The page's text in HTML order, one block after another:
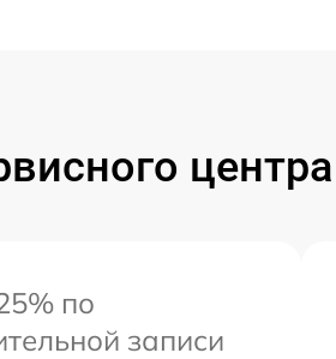
центра
по
записи